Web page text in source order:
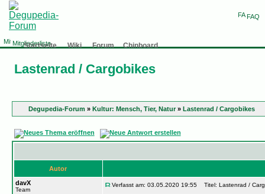
FAQ
Mitgliederliste
Startseite Wiki Forum Chinboard
Lastenrad / Cargobikes
Degupedia-Forum » Kultur: Mensch, Tier, Natur» Lastenrad / Cargobikes
Autor
davX
Team
Verfasst am: 03.05.2020 19:55 Titel: Lastenrad /